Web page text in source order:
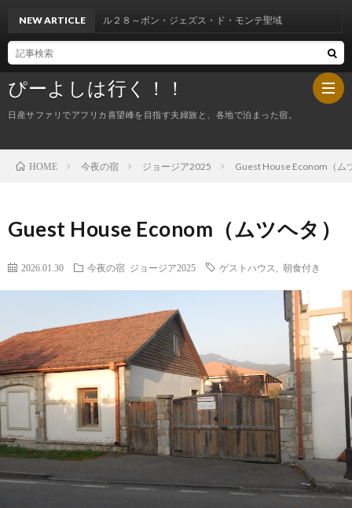
ぴーよしは行く！！
日産サファリでアフリカ喜望峰を目指す夫婦旅と、各地で泊まった宿。
し
く！
の
NEW ARTICLE
～ボン・ジェズス・ド・モンテ聖域
HOME 今夜の宿 ジョージア2025 Guest House Econom（ム
Guest House Econom（ムツヘタ）
2026.01.30 今夜の宿 ジョージア2025 ゲストハウス 朝食付き